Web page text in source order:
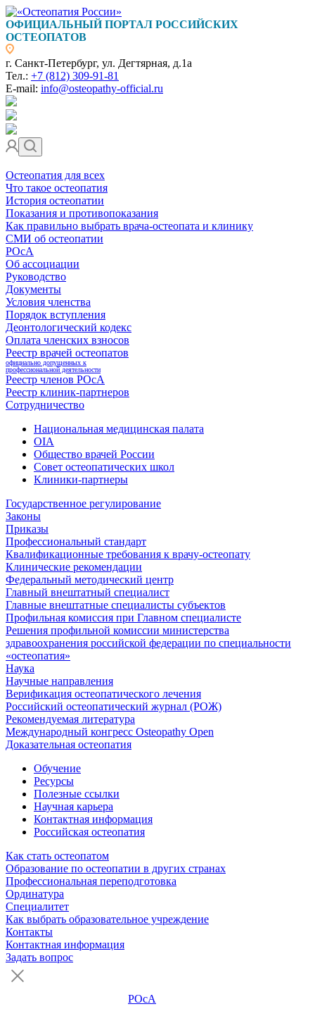
ОФИЦИАЛЬНЫЙ ПОРТАЛ РОССИЙСКИХ
ОСТЕОПАТОВ
г. Санкт-Петербург, ул. Дегтярная, д.1а
Тел.: +7 (812) 309-91-81
E-mail: info@osteopathy-official.ru
Остеопатия для всех
Что такое остеопатия
История остеопатии
Показания и противопоказания
Как правильно выбрать врача-остеопата и клинику
СМИ об остеопатии
РОсА
Об ассоциации
Руководство
Документы
Условия членства
Порядок вступления
Деонтологический кодекс
Оплата членских взносов
Реестр врачей остеопатов
официально допущенных к
профессиональной деятельности
Реестр членов РОсА
Реестр клиник-партнеров
Сотрудничество
Национальная медицинская палата
OIA
Общество врачей России
Совет остеопатических школ
Клиники-партнеры
Государственное регулирование
Законы
Приказы
Профессиональный стандарт
Квалификационные требования к врачу-остеопату
Клинические рекомендации
Федеральный методический центр
Главный внештатный специалист
Главные внештатные специалисты субъектов
Профильная комиссия при Главном специалисте
Решения профильной комиссии министерства
здравоохранения российской федерации по специальности
«остеопатия»
Наука
Научные направления
Верификация остеопатического лечения
Российский остеопатический журнал (РОЖ)
Рекомендуемая литература
Международный конгресс Osteopathy Open
Доказательная остеопатия
Обучение
Ресурсы
Полезные ссылки
Научная карьера
Контактная информация
Российская остеопатия
Как стать остеопатом
Образование по остеопатии в других странах
Профессиональная переподготовка
Ординатура
Специалитет
Как выбрать образовательное учреждение
Контакты
Контактная информация
Задать вопрос
РОсА